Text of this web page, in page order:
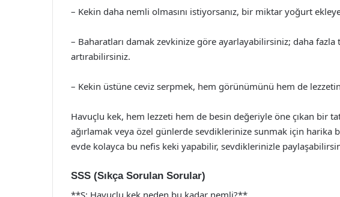
– Kekin daha nemli olmasını istiyorsanız, bir miktar yoğurt
– Baharatları damak zevkinize göre ayarlayabilirsiniz; daha fazla
artırabilirsiniz.
– Kekin üstüne ceviz serpmek, hem görünümünü hem de
Havuçlu kek, hem lezzeti hem de besin değeriyle öne çıkan bir
ağırlamak veya özel günlerde sevdiklerinize sunmak için harika
evde kolayca bu nefis keki yapabilir, sevdiklerinizle
SSS (Sıkça Sorulan Sorular)
**S: Havuçlu kek neden bu kadar nemli?**